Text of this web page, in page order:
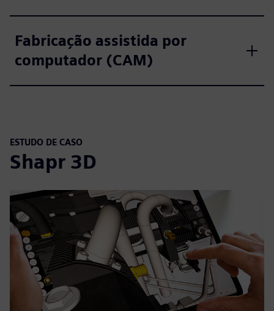
Fabricação assistida por
computador (CAM)
ESTUDO DE CASO
Shapr 3D